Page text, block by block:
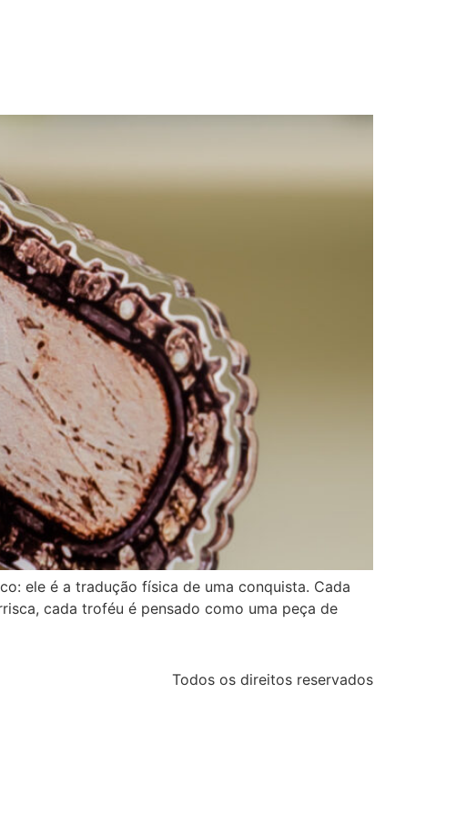
ele é a tradução física de uma conquista. Cada
cada troféu é pensado como uma peça de
Todos os direitos reservados